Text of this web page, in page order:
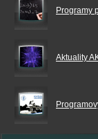
Programy
Aktuality